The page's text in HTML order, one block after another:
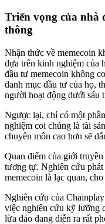
Triển vọng của nhà
thông
Nhận thức về memecoin
dựa trên kinh nghiệm của
đầu tư memecoin không
danh mục đầu tư của họ,
người hoạt động dưới sáu
Ngược lại, chỉ có một
nghiệm coi chúng là tài
chuyên môn cao hơn sẽ
Quan điểm của giới
tương tự. Nghiên cứu
memecoin là lạc quan,
Nghiên cứu của
việc nghiên cứu kỹ lưỡng
lừa đảo đang diễn ra rất